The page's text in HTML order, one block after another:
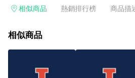
用未授權優惠碼不符合贈點資格。6.點數發
品加總金額），亦即點數回饋計算並非以
相似商品 熱銷排行榜 商品描
相似商品